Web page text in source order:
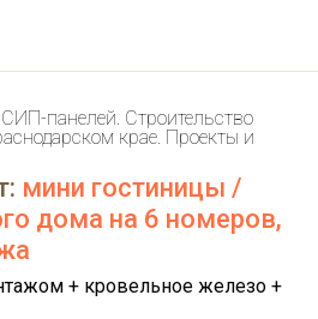
панелей. Строительство
крае. Проекты и
мини гостиницы /
дома на 6 номеров,
+ кровельное железо +